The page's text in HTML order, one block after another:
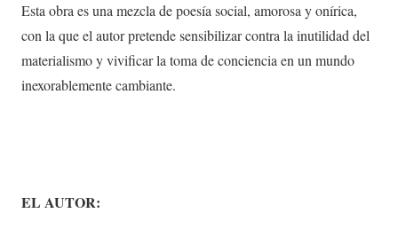
Esta obra es una mezcla de poesía social, amorosa y onírica,
con la que el autor pretende sensibilizar contra la inutilidad del
materialismo y vivificar la toma de conciencia en un mundo
inexorablemente cambiante.
EL AUTOR: